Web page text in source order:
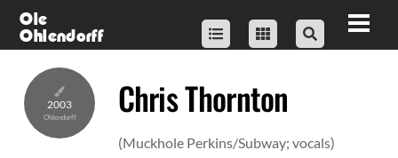
SkipOle
Ohlendorff
2003 Chris Thornton
(Muckhole Perkins/Subway; vocals)